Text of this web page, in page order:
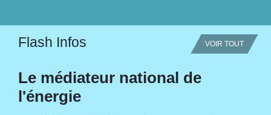
Flash Infos VOIR TOUT
Le médiateur national de
l'énergie